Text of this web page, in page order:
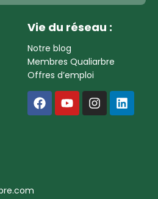
Vie du réseau :
Notre blog
Membres Qualiarbre
Offres d’emploi